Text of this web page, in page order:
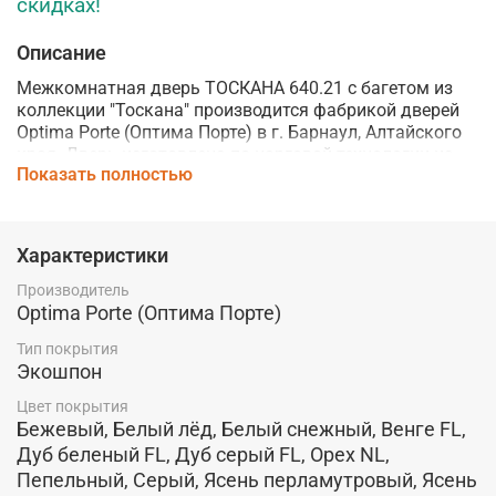
скидках!
Описание
Межкомнатная дверь ТОСКАНА 640.21 с багетом из
коллекции "Тоскана" производится фабрикой дверей
Optima Porte (Оптима Порте) в г. Барнаул, Алтайского
края. Дверь и
зготовлена по царговой технологии
высококачественных материалов и отличается
защитным слоем оверлей. Прочное и устойчивое к
воздействию влаги, жиров и бытовой не абразивной
химии покрытие. Заказчику предлагается 13
вариантов цветов покрытия: Бежевый, Белый лёд,
Белый снежный, Венге, Белёный дуб, Дуб серый, Орех,
Серый, Ясень перламутровый, Ясень светлый, Ясень
Погонаж:Данная дверь может комплектоваться как
телескопическим погонажем, так и классическим.
Производитель предлагает широкий ассортимент
Показать полностью
Характеристики
Производитель
Optima Porte (Оптима Порте)
Тип покрытия
Экошпон
Цвет покрытия
Бежевый, Белый лёд, Белый снежный, Венге FL,
Дуб беленый FL, Дуб серый FL, Орех NL,
Пепельный, Серый, Ясень перламутровый, Ясень